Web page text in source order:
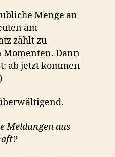
Menge an
am
zählt zu
Momenten. Dann
ab jetzt kommen
Meldungen aus